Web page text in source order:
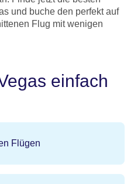
und buche den perfekt auf
Flug mit wenigen
einfach
Flügen